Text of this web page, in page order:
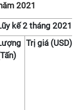
2021
kế 2 tháng 2021
Trị giá (USD)